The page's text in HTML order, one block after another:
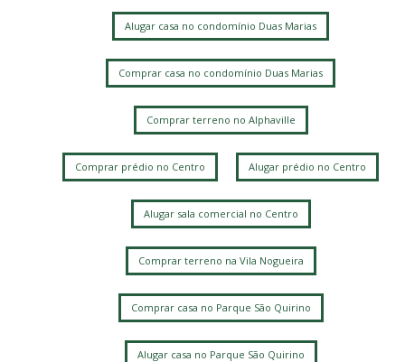
Alugar casa no condomínio Duas Marias
Comprar casa no condomínio Duas Marias
Comprar terreno no Alphaville
Comprar prédio no Centro Alugar prédio no Centro
Alugar sala comercial no Centro
Comprar terreno na Vila Nogueira
Comprar casa no Parque São Quirino
Alugar casa no Parque São Quirino